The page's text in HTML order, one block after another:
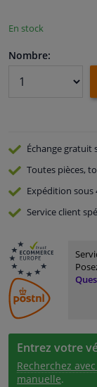
Capteurs &
En stock
Nombre:
Échange gratuit
Toutes pièces,
Expédition sous
Serviceclient
Entrez votre
Recherchez
manuelle.